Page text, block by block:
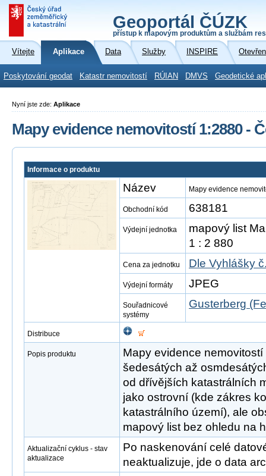
Geoportál ČÚZK
přístup k mapovým produktům a službám
Vítejte Aplikace Data Služby INSPIRE
Poskytování geodat Katastr nemovitostí RÚIAN DMVS Geodetické
Nyní jste zde: Aplikace
Mapy evidence nemovitostí 1:2880 -
Informace o produktu
Název Mapy evidence
Obchodní kód 638181
Výdejní jednotka
mapový list
1 : 2 880
Cena za jednotku Dle Vyhlášky
Výdejní formáty JPEG
Souřadnicové
systémy
Gusterberg
Distribuce
Popis produktu
Mapy evidence
šedesátých až
od dřívějších katastrálních
jako ostrovní (kde zákres
katastrálního území), ale
mapový list bez ohledu na
Aktualizační cyklus - stav
aktualizace
Po naskenování celé
neaktualizuje, jde o data